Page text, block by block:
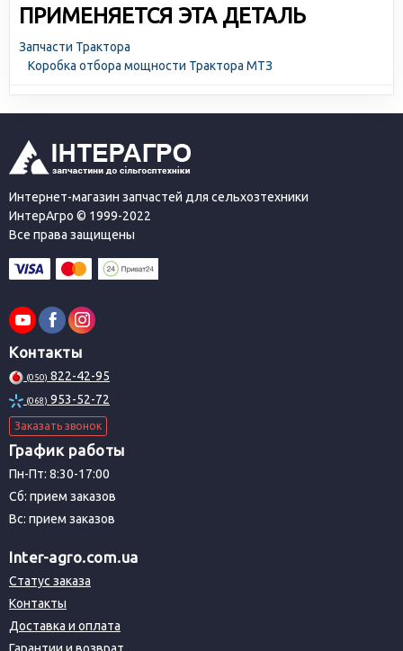
ПРИМЕНЯЕТСЯ ЭТА ДЕТАЛЬ
Запчасти Трактора
Коробка отбора мощности Трактора МТЗ
Интернет-магазин запчастей для сельхозтехники
ИнтерАгро © 1999-2022
Все права защищены
Контакты
(050) 822-42-95
(068) 953-52-72
Заказать звонок
График работы
Пн-Пт: 8:30-17:00
Сб: прием заказов
Вс: прием заказов
Inter-agro.com.ua
Статус заказа
Контакты
Доставка и оплата